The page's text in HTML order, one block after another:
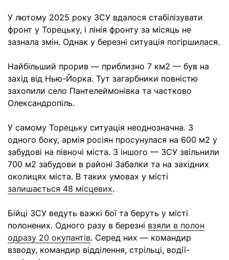
У лютому 2025 року ЗСУ вдалося стабілізувати
фронт у Торецьку, і лінія фронту за місяць не
зазнала змін. Однак у березні ситуація погіршилася.
Найбільший прорив — приблизно 7 км2 — був на
захід від Нью-Йорка. Тут загарбники повністю
захопили село Пантелеймонівка та частково
Олександропіль.
У самому Торецьку ситуація неоднозначна. З
одного боку, армія росіян просунулася на 600 м2 у
забудові на півночі міста. З іншого — ЗСУ звільнили
700 м2 забудови в районі Забалки та на західних
околицях міста. В таких умовах у місті
залишається 48 місцевих.
Бійці ЗСУ ведуть важкі бої та беруть у місті
полонених. Одного разу в березні взяли в полон
одразу 20 окупантів. Серед них — командир
взводу, командир відділення, стрільці, водії-